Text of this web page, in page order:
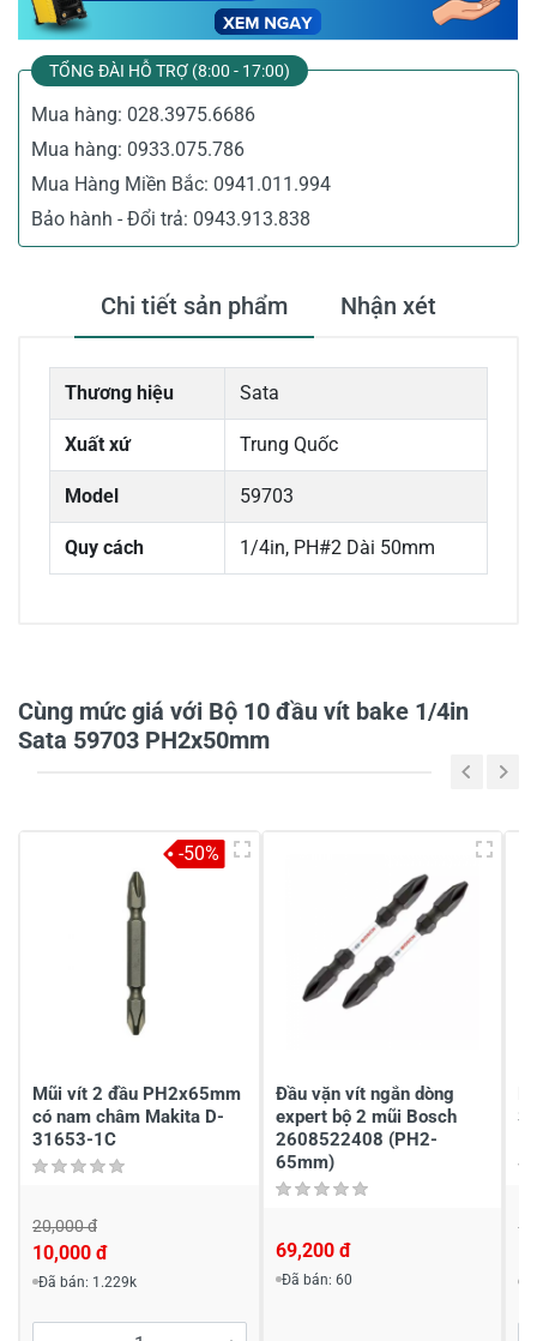
TỔNG ĐÀI HỖ TRỢ (8:00 - 17:00)
Mua hàng: 028.3975.6686
Mua hàng: 0933.075.786
Mua Hàng Miền Bắc: 0941.011.994
Bảo hành - Đổi trả: 0943.913.838
Chi tiết sản phẩm Nhận xét
Thương hiệu Sata
Xuất xứ Trung Quốc
Model 59703
Quy cách 1/4in, PH#2 Dài 50mm
2
1
-
Chia sẻ nhận xét về sản phẩm
Viết nhận xét về sản phẩm
Đánh giá sao
Cùng mức giá với Bộ 10 đầu vít bake 1/4in
Sata 59703 PH2x50mm
Mũi vít 2 đầu PH2x65mm
có nam châm Makita D-
31653-1C
20,000 đ
10,000 đ
Đã bán: 1.229k
-50%
Đầu vặn vít ngắn dòng
expert bộ 2 mũi Bosch
2608522408 (PH2-
65mm)
69,200 đ
Đã bán: 60